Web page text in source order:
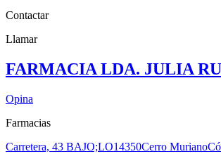
Contactar
Llamar
FARMACIA LDA. JULIA
Opina
Farmacias
Carretera, 43 BAJO;LO14350Cerro Muriano